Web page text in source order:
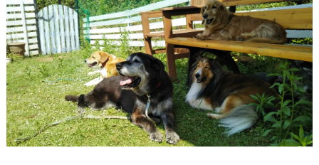
コ
ン
テ
ン
ツ
へ
ス
キ
ッ
プ